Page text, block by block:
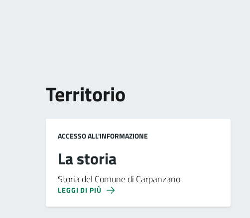
Territorio
ACCESSO ALL'INFORMAZIONE
La storia
Storia del Comune di Carpanzano
LEGGI DI PIÙ